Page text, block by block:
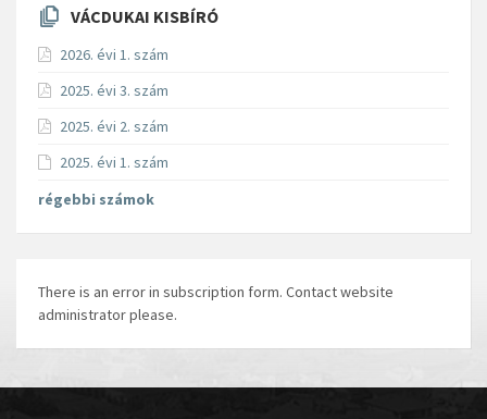
VÁCDUKAI KISBÍRÓ
2026. évi 1. szám
2025. évi 3. szám
2025. évi 2. szám
2025. évi 1. szám
régebbi számok
There is an error in subscription form. Contact website
administrator please.